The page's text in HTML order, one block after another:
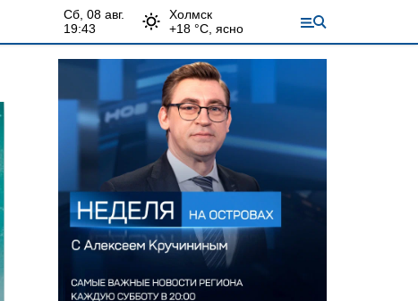
сб, 08 авг.
19:43
Холмск
+18 °С, ясно